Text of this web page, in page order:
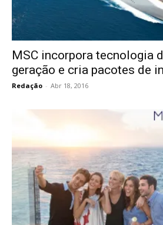
MSC incorpora tecnologia
geração e cria pacotes de
Redação - Abr 18, 2016